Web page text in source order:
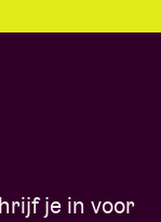
je in voor